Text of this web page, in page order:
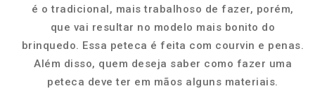
é o tradicional, mais trabalhoso de fazer, porém,
que vai resultar no modelo mais bonito do
brinquedo. Essa peteca é feita com courvin e penas.
Além disso, quem deseja saber como fazer uma
peteca deve ter em mãos alguns materiais.